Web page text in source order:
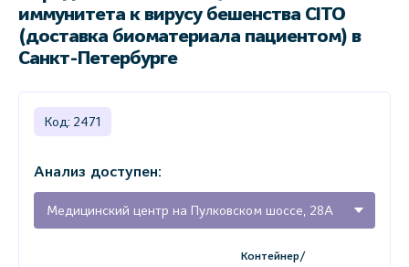
иммунитета к вирусу бешенства СITO
(доставка биоматериала пациентом) в
Санкт-Петербурге
Код: 2471
Анализ доступен:
Медицинский центр на Пулковском шоссе, 28А
Контейнер/